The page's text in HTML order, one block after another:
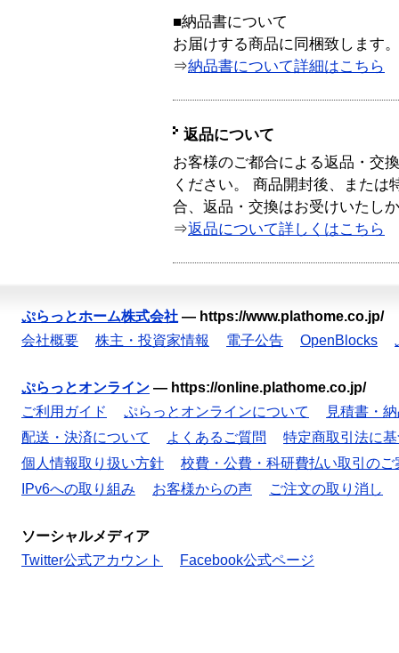
■納品書について
お届けする商品に同梱致します。
⇒納品書について詳細はこちら
返品について
お客様のご都合による返品・交
ください。 商品開封後、または
合、返品・交換はお受けいたし
⇒返品について詳しくはこちら
ぷらっとホーム株式会社 — https://www.plathome.co.jp/
会社概要
株主・投資家情報 電子公告 OpenBlocks
ぷらっとオンライン — https://online.plathome.co.jp/
ご利用ガイド
ぷらっとオンラインについて
見積書・
配送・決済について
よくあるご質問
特定商取引法に
個人情報取り扱い方針
校費・公費・科研費払い取引のご
IPv6への取り組み
お客様からの声 ご注文の取り消し
ソーシャルメディア
Twitter公式アカウント
Facebook公式ページ